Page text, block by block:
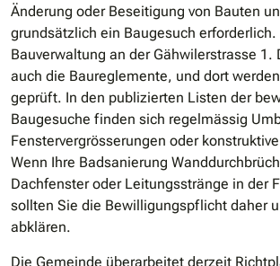
Änderung oder Beseitigung von Bauten
grundsätzlich ein Baugesuch
Bauverwaltung an der Gähwilerstrasse 1.
auch die Baureglemente, und dort
geprüft. In den publizierten Listen der
Baugesuche finden sich regelmässig
Fenstervergrösserungen oder
Wenn Ihre Badsanierung
Dachfenster oder Leitungsstränge in der
sollten Sie die Bewilligungspflicht daher
abklären.
Die Gemeinde überarbeitet derzeit